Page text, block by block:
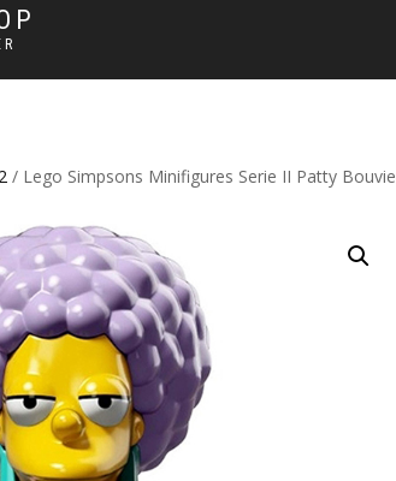
/ Lego Simpsons Minifigures Serie II Patty